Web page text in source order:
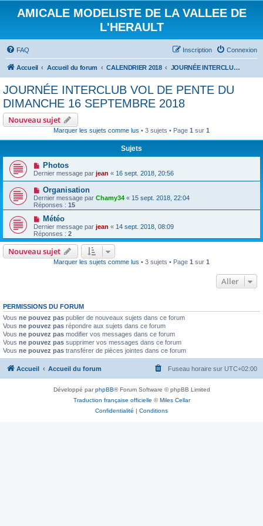
AMICALE MODELISTE DE LA VALLEE DE
L'HERAULT
FAQ Connexion
Inscription
Accueil Accueil du forum CALENDRIER 2018 JOURNÉE INTERCLUB VOL DE PENTE DU DIMANCHE 16 SEPTEMBRE 2018
JOURNÉE INTERCLUB VOL DE PENTE DU
DIMANCHE 16 SEPTEMBRE 2018
Nouveau sujet
Marquer les sujets comme lus • 3 sujets • Page 1 sur 1
Sujets
Photos
Dernier message par jean « 16 sept. 2018, 20:56
Organisation
Dernier message par Chamy34 « 15 sept. 2018, 22:04
Réponses : 15
Météo
Dernier message par jean « 14 sept. 2018, 08:09
Réponses : 2
Nouveau sujet
Marquer les sujets comme lus • 3 sujets • Page 1 sur 1
Aller
PERMISSIONS DU FORUM
Vous ne pouvez pas publier de nouveaux sujets dans ce forum
Vous ne pouvez pas répondre aux sujets dans ce forum
Vous ne pouvez pas modifier vos messages dans ce forum
Vous ne pouvez pas supprimer vos messages dans ce forum
Vous ne pouvez pas transférer de pièces jointes dans ce forum
Accueil Accueil du forum Fuseau horaire sur UTC+02:00
Développé parphpBB® Forum Software © phpBB Limited
Traduction française officielle ©Miles Cellar
Confidentialité | Conditions